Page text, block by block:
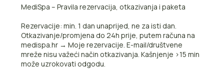
MediSpa – Pravila rezervacija, otkazivanja i paketa
Rezervacije: min. 1 dan unaprijed, ne za isti dan.
Otkazivanje/promjena do 24h prije, putem računa na
medispa.hr → Moje rezervacije. E-mail/društvene
mreže nisu važeći način otkazivanja. Kašnjenje >15 min
može uzrokovati odgodu.